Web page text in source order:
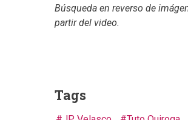
Búsqueda en reverso de
partir del video.
Tags